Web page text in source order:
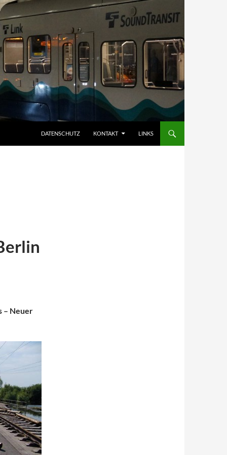
DATENSCHUTZ KONTAKT LINKS
– Neuer